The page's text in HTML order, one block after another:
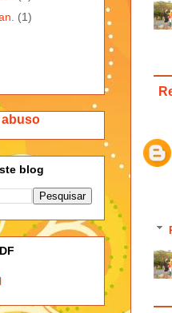
(1)
blog